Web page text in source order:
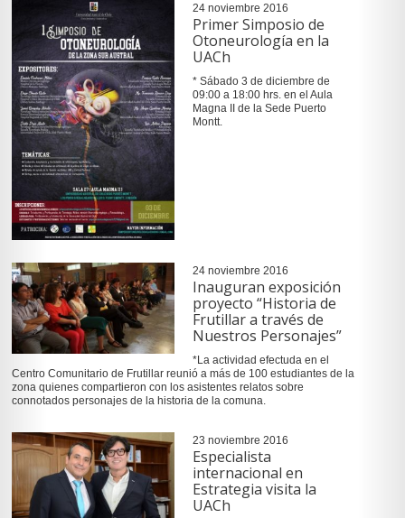
24 noviembre 2016
Primer Simposio de
Otoneurología en la
UACh
* Sábado 3 de diciembre de
09:00 a 18:00 hrs. en el Aula
Magna II de la Sede Puerto
Montt.
24 noviembre 2016
Inauguran exposición
proyecto “Historia de
Frutillar a través de
Nuestros Personajes”
*La actividad efectuda en el
Centro Comunitario de Frutillar reunió a más de 100 estudiantes de la
zona quienes compartieron con los asistentes relatos sobre
connotados personajes de la historia de la comuna.
23 noviembre 2016
Especialista
internacional en
Estrategia visita la
UACh